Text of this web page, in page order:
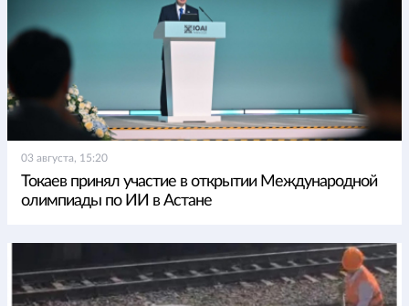
03 августа, 15:20
Токаев принял участие в открытии Международной
олимпиады по ИИ в Астане